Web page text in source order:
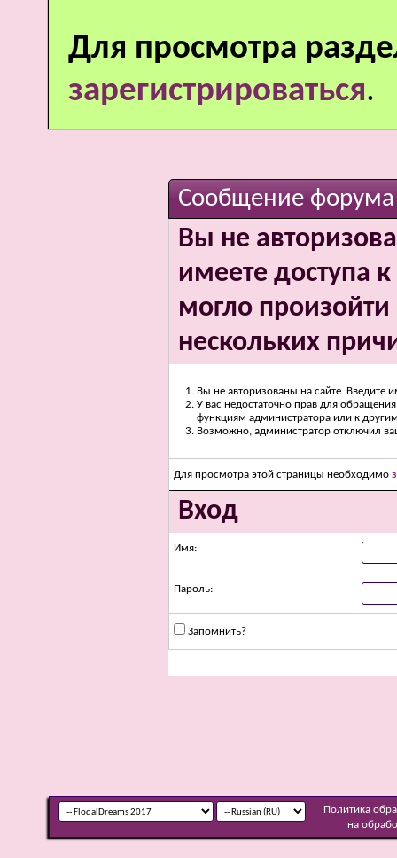
Для просмотра
зарегистрироваться.
Сообщение форума
Вы не
имеете доступа
могло
нескольких
Вы не авторизованы на сайте. Введите
У вас недостаточно прав для
функциям администратора или к
Возможно, администратор отключил
Для просмотра этой страницы необходимо
Вход
Имя:
Пароль:
Запомнить?
Политика
на